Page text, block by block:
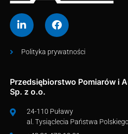
Polityka prywatności
Przedsiębiorstwo Pomiarów i
Sp. z o.o.
24-110 Puławy
al. Tysiąclecia Państwa